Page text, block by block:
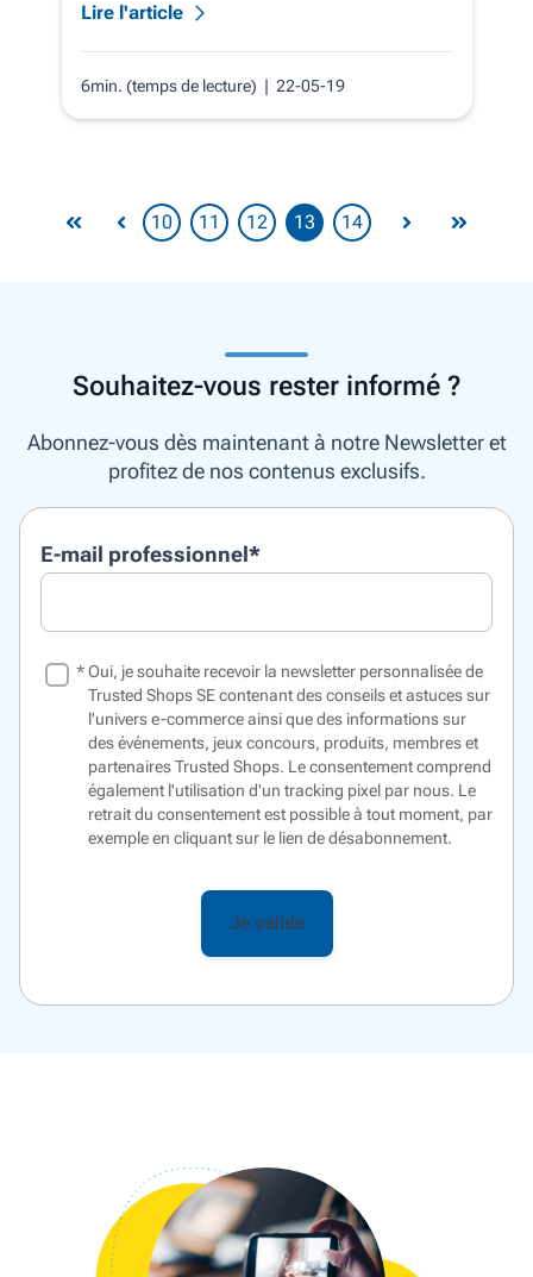
Lire l'article
6min. (temps de lecture) | 22-05-19
10 11 12 13 14
Souhaitez-vous rester informé ?
Abonnez-vous dès maintenant à notre Newsletter et
profitez de nos contenus exclusifs.
E-mail professionnel*
Oui, je souhaite recevoir la newsletter personnalisée de
Trusted Shops SE contenant des conseils et astuces sur
l'univers e-commerce ainsi que des informations sur
des événements, jeux concours, produits, membres et
partenaires Trusted Shops. Le consentement comprend
également l'utilisation d'un tracking pixelpar nous. Le
retrait du consentement est possible à tout moment, par
exemple en cliquant sur le lien de désabonnement.
*